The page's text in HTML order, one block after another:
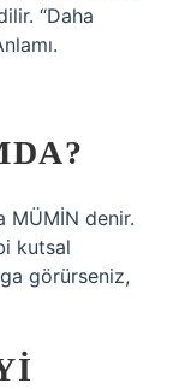
“Daha
MÜMİN denir.
kutsal
görürseniz,